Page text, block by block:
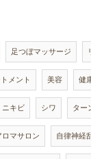
足つぼマッサージ
メント 美容 健
ニキビ シワ ター
ロマサロン 自律神経